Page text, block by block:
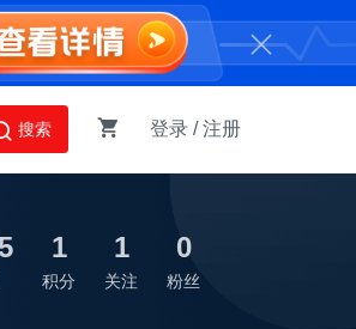
搜索 登录 /注册
1
积分
1
关注
0
粉丝